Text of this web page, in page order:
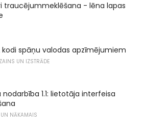
traucējummeklēšana - lēna lapas
kodi spāņu valodas apzīmējumiem
UN IZSTRĀDE
nodarbība 1.1: lietotāja interfeisa
NĀKAMAIS